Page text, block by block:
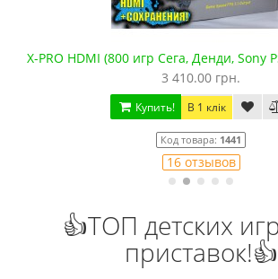
X-PRO HDMI (800 игр Сега, Денди, Sony
3 410.00 грн.
Купить! В 1 клік
Код товара: 1441
16 отзывов
👍ТОП детских
приставок!👍